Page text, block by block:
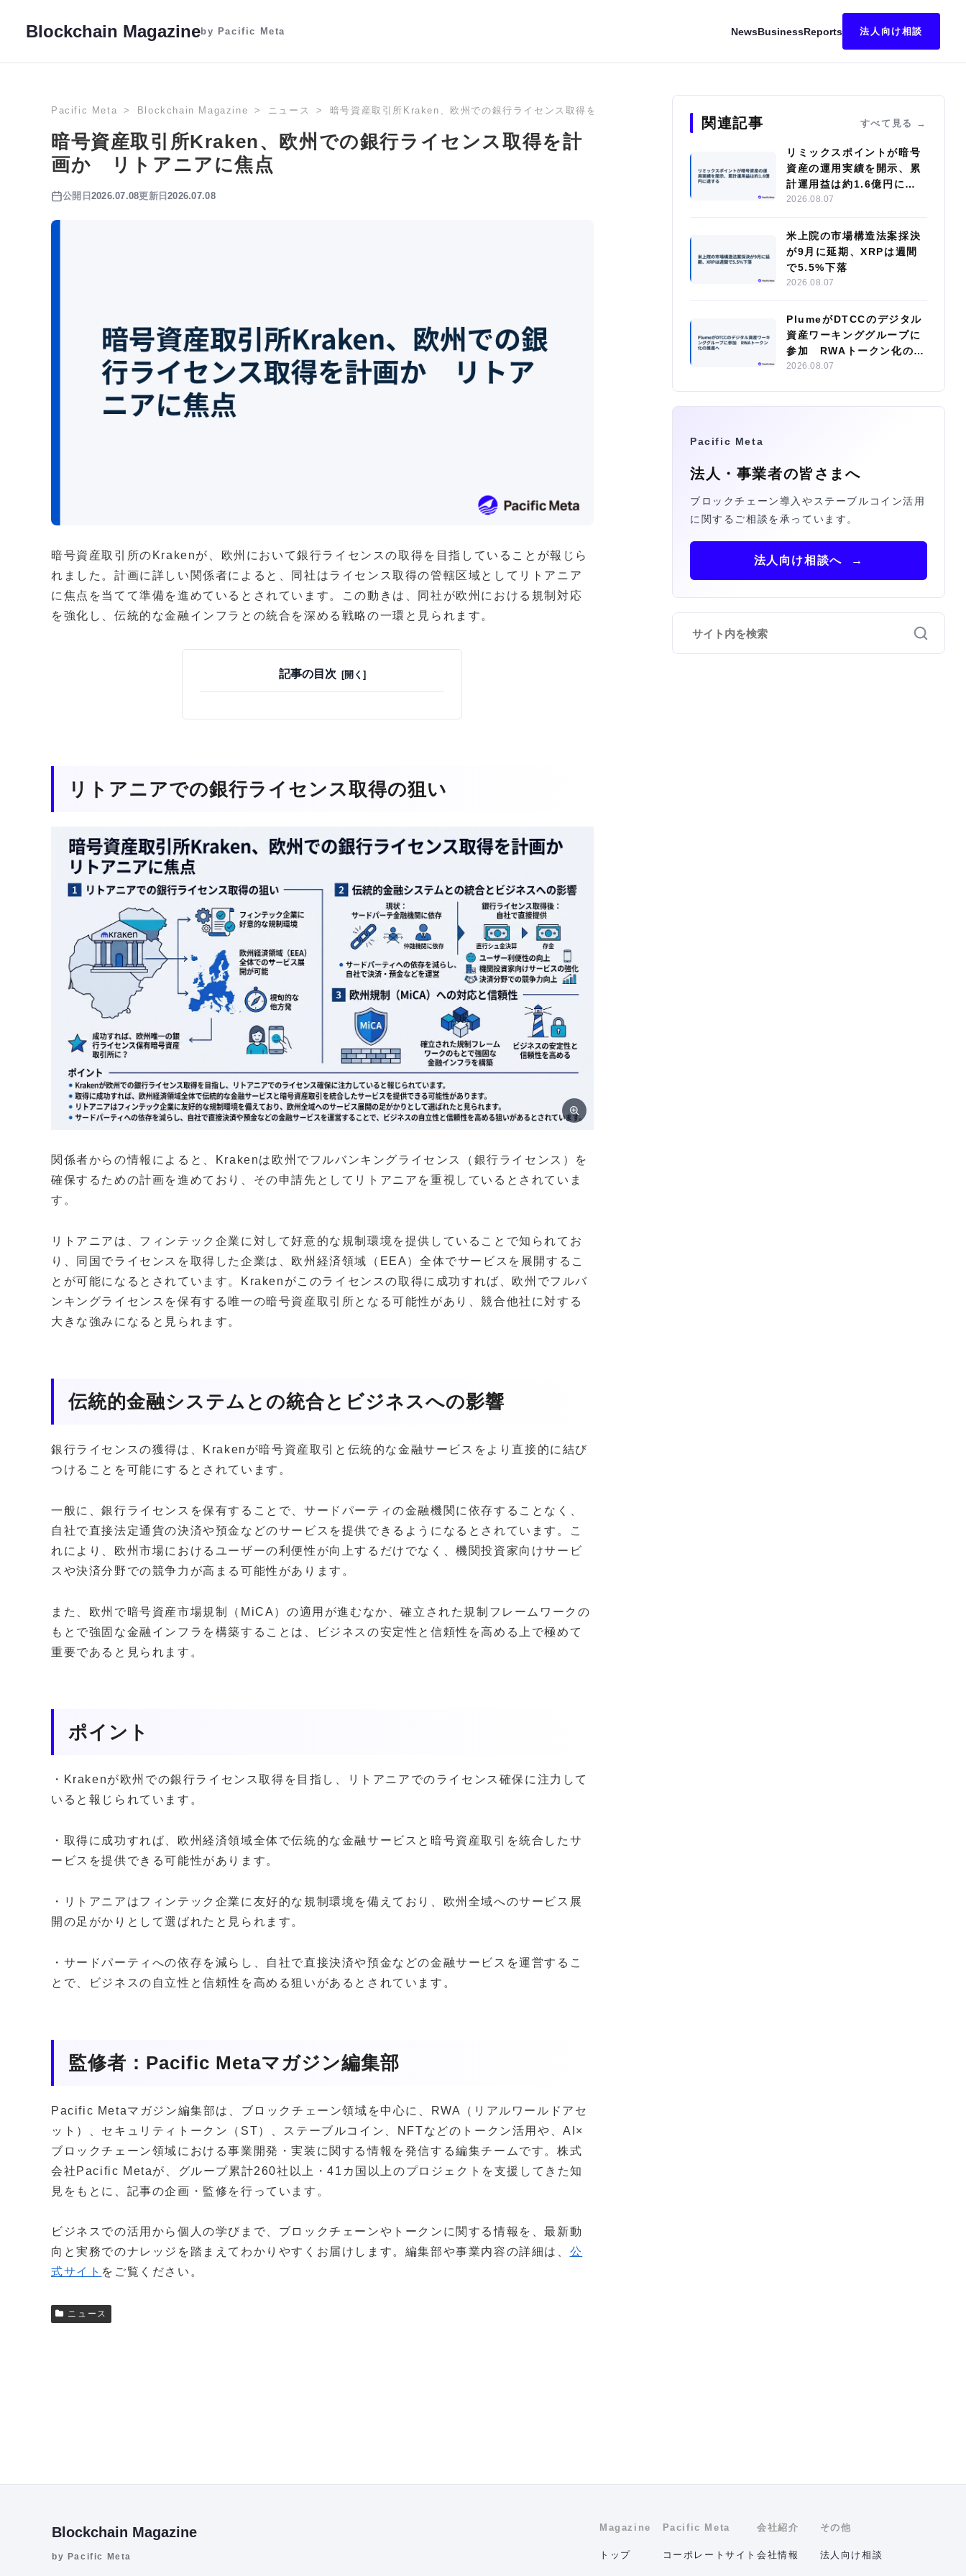
Blockchain Magazineby Pacific Meta NewsBusinessReports 法人向け相談
Pacific Meta Blockchain Magazine ニュース 暗号資産取引所Kraken、欧州での銀行ライセンス取得を計画か リトアニアに焦点
暗号資産取引所Kraken、欧州での銀行ライセンス取得を計
画か リトアニアに焦点
公開日 2026.07.08更新日2026.07.08
暗号資産取引所のKrakenが、欧州において銀行ライセンスの取得を目指していることが報じら
れました。計画に詳しい関係者によると、同社はライセンス取得の管轄区域としてリトアニア
に焦点を当てて準備を進めているとされています。この動きは、同社が欧州における規制対応
を強化し、伝統的な金融インフラとの統合を深める戦略の一環と見られます。
記事の目次
リトアニアでの銀行ライセンス取得の狙い
関係者からの情報によると、Krakenは欧州でフルバンキングライセンス（銀行ライセンス）を
確保するための計画を進めており、その申請先としてリトアニアを重視しているとされていま
す。
リトアニアは、フィンテック企業に対して好意的な規制環境を提供していることで知られてお
り、同国でライセンスを取得した企業は、欧州経済領域（EEA）全体でサービスを展開するこ
とが可能になるとされています。Krakenがこのライセンスの取得に成功すれば、欧州でフルバ
ンキングライセンスを保有する唯一の暗号資産取引所となる可能性があり、競合他社に対する
大きな強みになると見られます。
伝統的金融システムとの統合とビジネスへの影響
銀行ライセンスの獲得は、Krakenが暗号資産取引と伝統的な金融サービスをより直接的に結び
つけることを可能にするとされています。
一般に、銀行ライセンスを保有することで、サードパーティの金融機関に依存することなく、
自社で直接法定通貨の決済や預金などのサービスを提供できるようになるとされています。こ
れにより、欧州市場におけるユーザーの利便性が向上するだけでなく、機関投資家向けサービ
スや決済分野での競争力が高まる可能性があります。
また、欧州で暗号資産市場規制（MiCA）の適用が進むなか、確立された規制フレームワークの
もとで強固な金融インフラを構築することは、ビジネスの安定性と信頼性を高める上で極めて
重要であると見られます。
ポイント
・Krakenが欧州での銀行ライセンス取得を目指し、リトアニアでのライセンス確保に注力して
いると報じられています。
・取得に成功すれば、欧州経済領域全体で伝統的な金融サービスと暗号資産取引を統合したサ
ービスを提供できる可能性があります。
・リトアニアはフィンテック企業に友好的な規制環境を備えており、欧州全域へのサービス展
開の足がかりとして選ばれたと見られます。
・サードパーティへの依存を減らし、自社で直接決済や預金などの金融サービスを運営するこ
とで、ビジネスの自立性と信頼性を高める狙いがあるとされています。
監修者：Pacific Metaマガジン編集部
Pacific Metaマガジン編集部は、ブロックチェーン領域を中心に、RWA（リアルワールドアセ
ット）、セキュリティトークン（ST）、ステーブルコイン、NFTなどのトークン活用や、AI×
ブロックチェーン領域における事業開発・実装に関する情報を発信する編集チームです。株式
会社Pacific Metaが、グループ累計260社以上・41カ国以上のプロジェクトを支援してきた知
見をもとに、記事の企画・監修を行っています。
ビジネスでの活用から個人の学びまで、ブロックチェーンやトークンに関する情報を、最新動
向と実務でのナレッジを踏まえてわかりやすくお届けします。編集部や事業内容の詳細は、 公
式サイト をご覧ください。
ニュース
関連記事 すべて見る
リミックスポイントが暗号
資産の運用実績を開示、累
計運用益は約1.6億円に達
する
2026.08.07
米上院の市場構造法案採決
が9月に延期、XRPは週間
で5.5%下落
2026.08.07
PlumeがDTCCのデジタル
資産ワーキンググループに
参加 RWAトークン化の推
進へ
2026.08.07
Pacific Meta
法人・事業者の皆さまへ
ブロックチェーン導入やステーブルコイン活用
に関するご相談を承っています。
法人向け相談へ
Blockchain Magazine
by Pacific Meta
Magazine
トップ
Pacific Meta
コーポレートサイト
会社紹介
会社情報
その他
法人向け相談